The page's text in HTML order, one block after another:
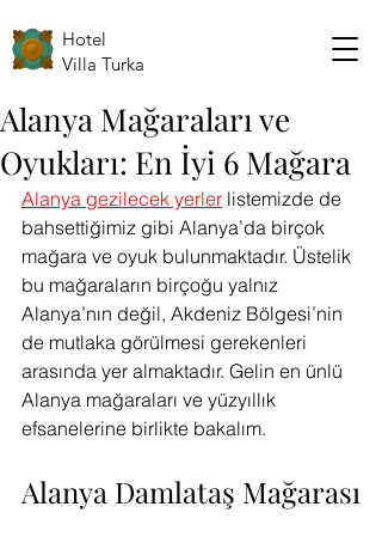
Hotel
Villa Turka
Alanya Mağaraları ve
Oyukları: En İyi 6 Mağara
Alanya gezilecek yerler listemizde de
bahsettiğimiz gibi Alanya’da birçok
mağara ve oyuk bulunmaktadır. Üstelik
bu mağaraların birçoğu yalnız
Alanya’nın değil, Akdeniz Bölgesi’nin
de mutlaka görülmesi gerekenleri
arasında yer almaktadır. Gelin en ünlü
Alanya mağaraları ve yüzyıllık
efsanelerine birlikte bakalım.
Alanya Damlataş Mağarası